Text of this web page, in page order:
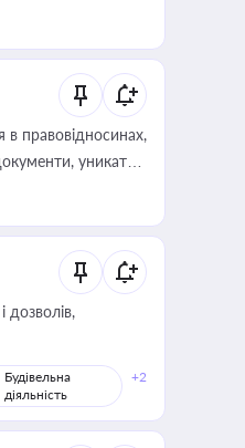
в правовідносинах,
уникати
дозволів,
Будівельна
діяльність
+2